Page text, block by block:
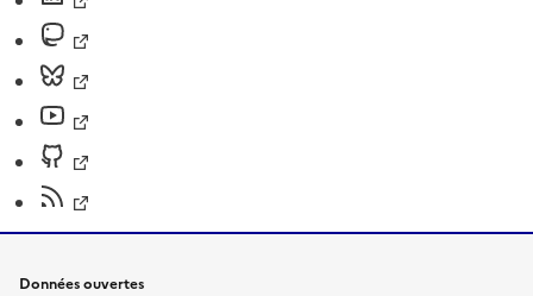
Données ouvertes